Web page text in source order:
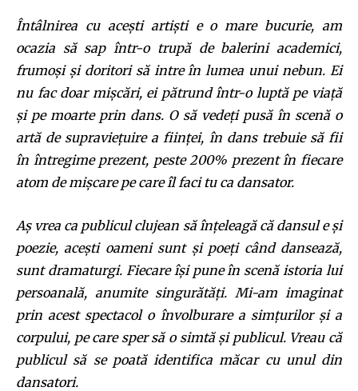
Întâlnirea cu aceşti artişti e o mare bucurie, am
ocazia să sap într-o trupă de balerini academici,
frumoşi şi doritori să intre în lumea unui nebun. Ei
nu fac doar mişcări, ei pătrund într-o luptă pe viaţă
şi pe moarte prin dans. O să vedeţi pusă în scenă o
artă de supravieţuire a fiinţei, în dans trebuie să fii
în întregime prezent, peste 200% prezent în fiecare
atom de mişcare pe care îl faci tu ca dansator.
Aş vrea ca publicul clujean să înţeleagă că dansul e şi
poezie, aceşti oameni sunt şi poeţi când dansează,
sunt dramaturgi. Fiecare îşi pune în scenă istoria lui
persoanală, anumite singurătăţi. Mi-am imaginat
prin acest spectacol o învolburare a simţurilor şi a
corpului, pe care sper să o simtă şi publicul. Vreau că
publicul să se poată identifica măcar cu unul din
dansatori.